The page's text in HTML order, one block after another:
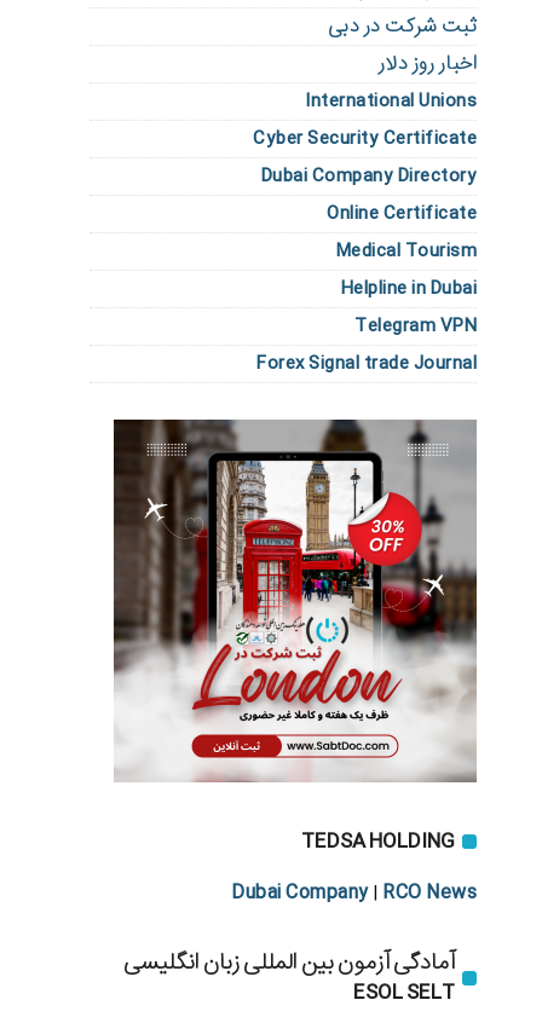
ثبت شرکت در دبی
اخبار روز دلار
International Unions
Cyber Security Certificate
Dubai Company Directory
Online Certificate
Medical Tourism
Helpline in Dubai
Telegram VPN
Forex Signal trade Journal
TEDSA HOLDING
Dubai Company| RCO News
آمادگی آزمون بین المللی زبان انگلیسی
ESOL SELT